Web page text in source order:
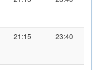
21:15 23:40